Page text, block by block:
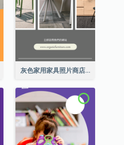
灰色家用家具照片商店開業Instagram限時動態